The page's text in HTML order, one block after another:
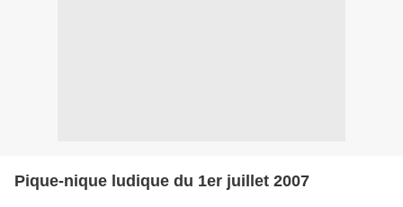
Pique-nique ludique du 1er juillet 2007